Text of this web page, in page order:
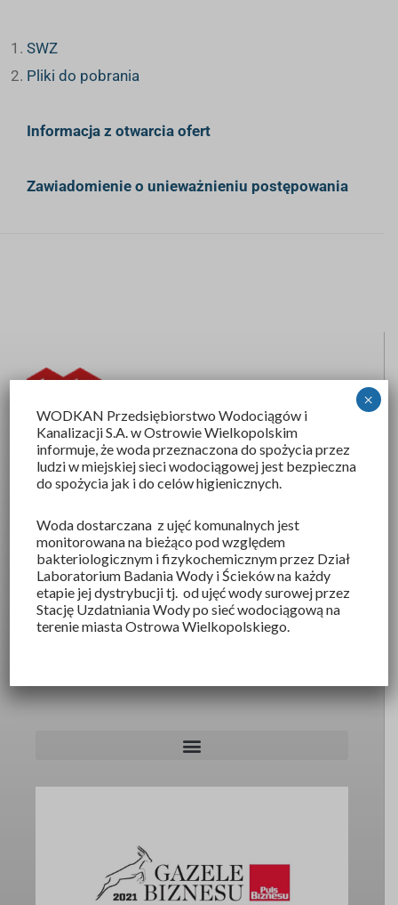
SWZ
Pliki do pobrania
Informacja z otwarcia ofert
Zawiadomienie o unieważnieniu postępowania
Wodkan SA
63-400 Ostrów Wielkopolski
KRS 0000039816
NIP 6220105804
REGON 250521343
Kapitał zakładowy: 51 186 750,00 zł
WODKAN Przedsiębiorstwo Wodociągów i
Kanalizacji S.A . w Ostrowie Wielkopolskim
informuje, że woda przeznaczona do spożycia przez
ludzi w miejskiej sieci wodociągowej jest bezpieczna
do spożycia jak i do celów higienicznych.
Woda dostarczana z ujęć komunalnych jest
monitorowana na bieżąco pod względem
bakteriologicznym i fizykochemicznym przez Dział
Laboratorium Badania Wody i Ścieków na każdy
etapie jej dystrybucji tj. od ujęć wody surowej przez
Stację Uzdatniania Wody po sieć wodociągową na
terenie miasta Ostrowa Wielkopolskiego.
×